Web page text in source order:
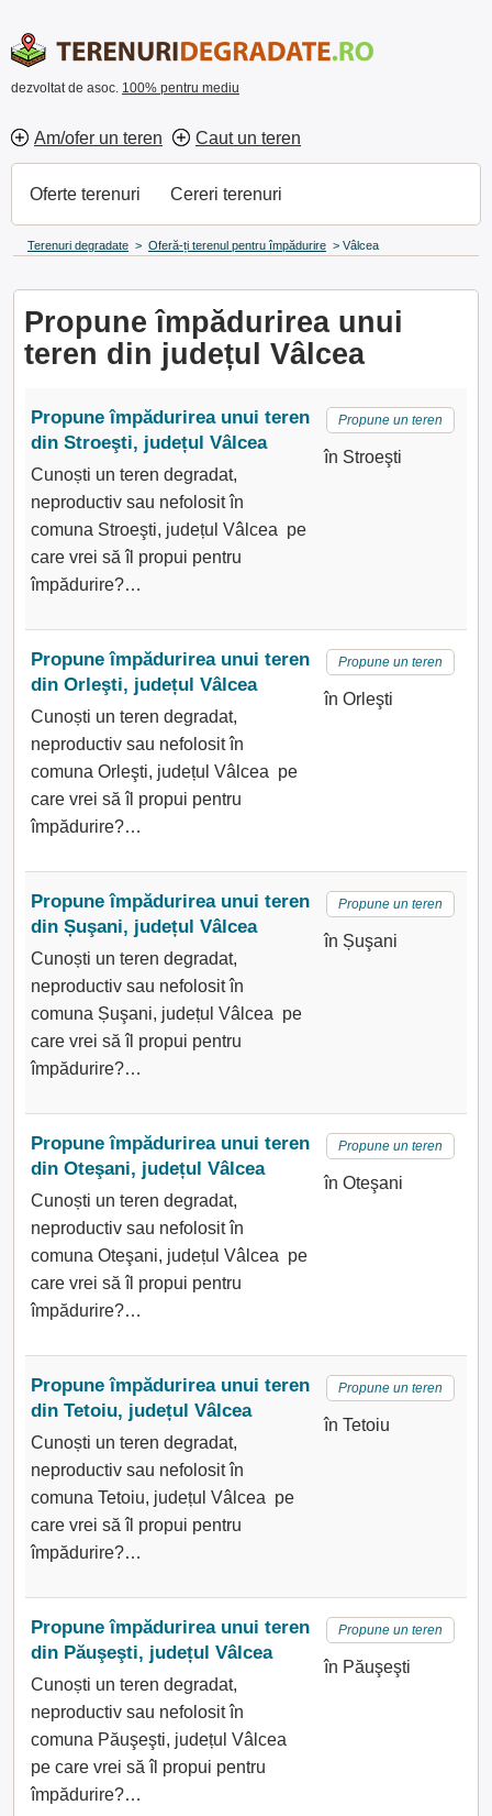
dezvoltat de asoc. 100% pentru mediu
Am/ofer un teren Caut un teren
Oferte terenuri Cereri terenuri
Terenuri degradate > Oferă-ți terenul pentru împădurire > Vâlcea
Propune împădurirea unui
teren din județul Vâlcea
Propune împădurirea unui teren
din Stroeşti, județul Vâlcea
Cunoști un teren degradat,
neproductiv sau nefolosit în
comuna Stroeşti, județul Vâlcea pe
care vrei să îl propui pentru
împădurire?…
Propune un teren
în Stroeşti
Propune împădurirea unui teren
din Orleşti, județul Vâlcea
Cunoști un teren degradat,
neproductiv sau nefolosit în
comuna Orleşti, județul Vâlcea pe
care vrei să îl propui pentru
împădurire?…
Propune un teren
în Orleşti
Propune împădurirea unui teren
din Șuşani, județul Vâlcea
Cunoști un teren degradat,
neproductiv sau nefolosit în
comuna Șuşani, județul Vâlcea pe
care vrei să îl propui pentru
împădurire?…
Propune un teren
în Șuşani
Propune împădurirea unui teren
din Oteşani, județul Vâlcea
Cunoști un teren degradat,
neproductiv sau nefolosit în
comuna Oteşani, județul Vâlcea pe
care vrei să îl propui pentru
împădurire?…
Propune un teren
în Oteşani
Propune împădurirea unui teren
din Tetoiu, județul Vâlcea
Cunoști un teren degradat,
neproductiv sau nefolosit în
comuna Tetoiu, județul Vâlcea pe
care vrei să îl propui pentru
împădurire?…
Propune un teren
în Tetoiu
Propune împădurirea unui teren
din Păuşeşti, județul Vâlcea
Cunoști un teren degradat,
neproductiv sau nefolosit în
comuna Păuşeşti, județul Vâlcea
pe care vrei să îl propui pentru
împădurire?…
Propune un teren
în Păuşeşti